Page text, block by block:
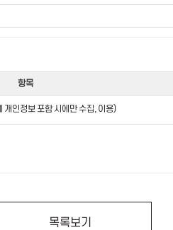
항목
개인정보 포함 시에만 수집, 이용)
목록보기